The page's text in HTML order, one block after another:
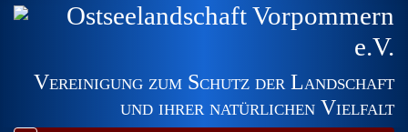
Vereinigung zum Schutz der Landschaft
und ihrer natürlichen Vielfalt
Ostseelandschaft Vorpommern
e.V.